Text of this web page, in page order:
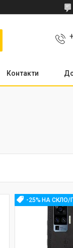
Контакти
-25% НА СКЛО/